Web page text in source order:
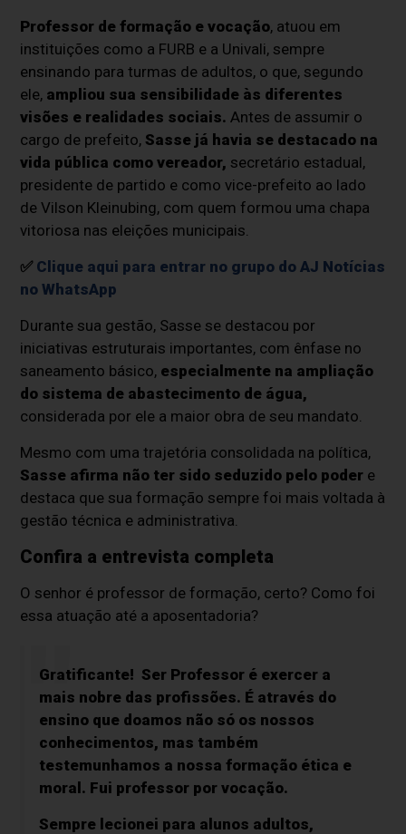
Professor de formação e vocação, atuou em
instituições como a FURB e a Univali, sempre
ensinando para turmas de adultos, o que, segundo
ele, ampliou sua sensibilidade às diferentes
visões e realidades sociais. Antes de assumir o
cargo de prefeito, Sasse já havia se destacado na
vida pública como vereador, secretário estadual,
presidente de partido e como vice-prefeito ao lado
de Vilson Kleinubing, com quem formou uma chapa
vitoriosa nas eleições municipais.
✅ Clique aqui para entrar no grupo do AJ Notícias
no WhatsApp
Durante sua gestão, Sasse se destacou por
iniciativas estruturais importantes, com ênfase no
saneamento básico, especialmente na ampliação
do sistema de abastecimento de água,
considerada por ele a maior obra de seu mandato.
Mesmo com uma trajetória consolidada na política,
Sasse afirma não ter sido seduzido pelo poder e
destaca que sua formação sempre foi mais voltada à
gestão técnica e administrativa.
Confira a entrevista completa
O senhor é professor de formação, certo? Como foi
essa atuação até a aposentadoria?
Gratificante! Ser Professor é exercer a
mais nobre das profissões. É através do
ensino que doamos não só os nossos
conhecimentos, mas também
testemunhamos a nossa formação ética e
moral. Fui professor por vocação.
Sempre lecionei para alunos adultos,